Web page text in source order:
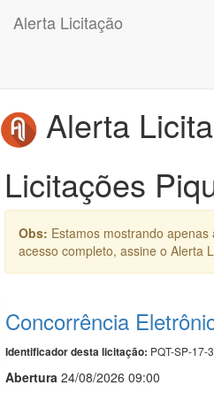
Alerta Licitação
Alerta
Licitações
Obs: Estamos mostrando
acesso completo, assine o Alerta
Concorrência
Identificador desta licitação: PQT-SP-17-
Abertura 24/08/2026 09:00